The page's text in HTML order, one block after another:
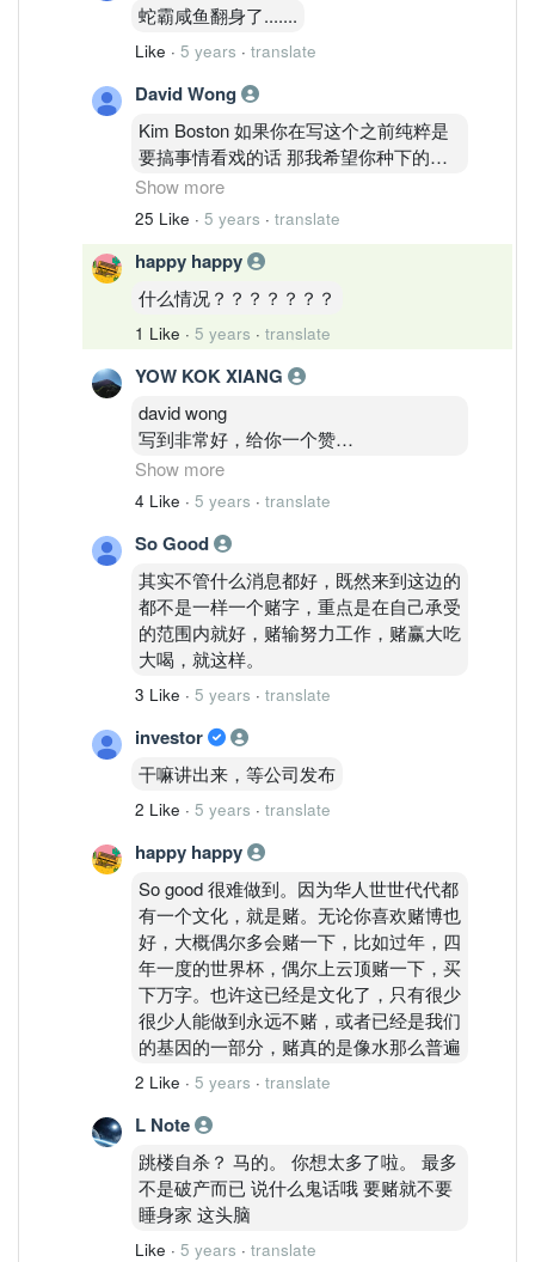
蛇霸咸鱼翻身了.......
Like · 5 years · translate
David Wong
Kim Boston 如果你在写这个之前纯粹是
要搞事情看戏的话 那我希望你种下的报
应可以报在你最在乎的人身上 那如果是
真心的 我祝你和你在乎的人好人一世平
安. 别怪我狠毒 因为如果你的目的是搞事
情的话 比我狠毒的是你. 也不用谢谢我祝
福你好人一是平安 因为如果你是善良的
祝福你的人会很多 还有最后 想和每一位
说 请不要做一个不负责任的键盘侠 今天
你随便一个留言 可能就是在推一个在悬
崖旁准备自杀的人一把.
Show more
25 Like · 5 years · translate
happy happy
什么情况？？？？？？？
1 Like · 5 years · translate
YOW KOK XIANG
david wong
写到非常好，给你一个赞
如果他只是想博关注而发这种恐慌假消
息，那么他这种人肯定有报应
如果他分享的是真的，那么他好人一生平
安
Show more
4 Like · 5 years · translate
So Good
其实不管什么消息都好，既然来到这边的
都不是一样一个赌字，重点是在自己承受
的范围内就好，赌输努力工作，赌赢大吃
大喝，就这样。
3 Like · 5 years · translate
investor
干嘛讲出来，等公司发布
2 Like · 5 years · translate
happy happy
So good 很难做到。因为华人世世代代都
有一个文化，就是赌。无论你喜欢赌博也
好，大概偶尔多会赌一下，比如过年，四
年一度的世界杯，偶尔上云顶赌一下，买
下万字。也许这已经是文化了，只有很少
很少人能做到永远不赌，或者已经是我们
的基因的一部分，赌真的是像水那么普遍
2 Like · 5 years · translate
L Note
跳楼自杀？ 马的。 你想太多了啦。 最多
不是破产而已 说什么鬼话哦 要赌就不要
睡身家 这头脑
Like · 5 years · translate